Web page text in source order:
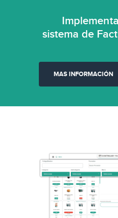
sistema de
MAS INFORMACIÓN